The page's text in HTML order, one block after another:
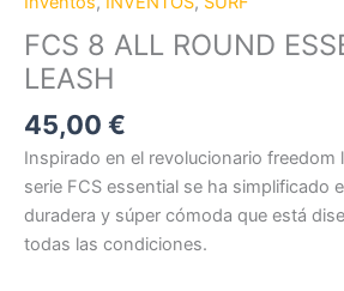
FCS 8 ALL ROUND
LEASH
45,00 €
Inspirado en el revolucionario freedom
serie FCS essential se ha simplificado
duradera y súper cómoda que está
todas las condiciones.